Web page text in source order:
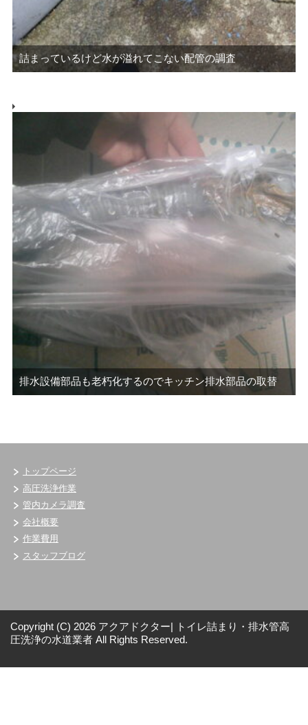
詰まっているけど水が溢れてこない配管の調査
排水設備部品も老朽化するのでキッチン排水部品の取替
トップページ
高圧洗浄作業
管内カメラ調査
会社概要
作業費用
スタッフブログ
Copyright (C) 2026 アクアドクター| トイレ詰まり・排水管高
圧洗浄の水道業者 All Rights Reserved.